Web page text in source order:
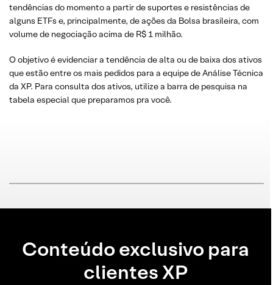
tendências do momento a partir de suportes e resistências de
alguns ETFs e, principalmente, de ações da Bolsa brasileira, com
volume de negociação acima de R$ 1 milhão.
O objetivo é evidenciar a tendência de alta ou de baixa dos ativos
que estão entre os mais pedidos para a equipe de Análise Técnica
da XP. Para consulta dos ativos, utilize a barra de pesquisa na
tabela especial que preparamos pra você.
Conteúdo exclusivo para
clientes XP